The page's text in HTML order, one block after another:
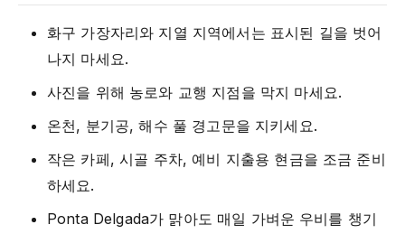
화구 가장자리와 지열 지역에서는 표시된 길을 벗어
나지 마세요.
사진을 위해 농로와 교행 지점을 막지 마세요.
온천, 분기공, 해수 풀 경고문을 지키세요.
작은 카페, 시골 주차, 예비 지출용 현금을 조금 준비
하세요.
Ponta Delgada가 맑아도 매일 가벼운 우비를 챙기